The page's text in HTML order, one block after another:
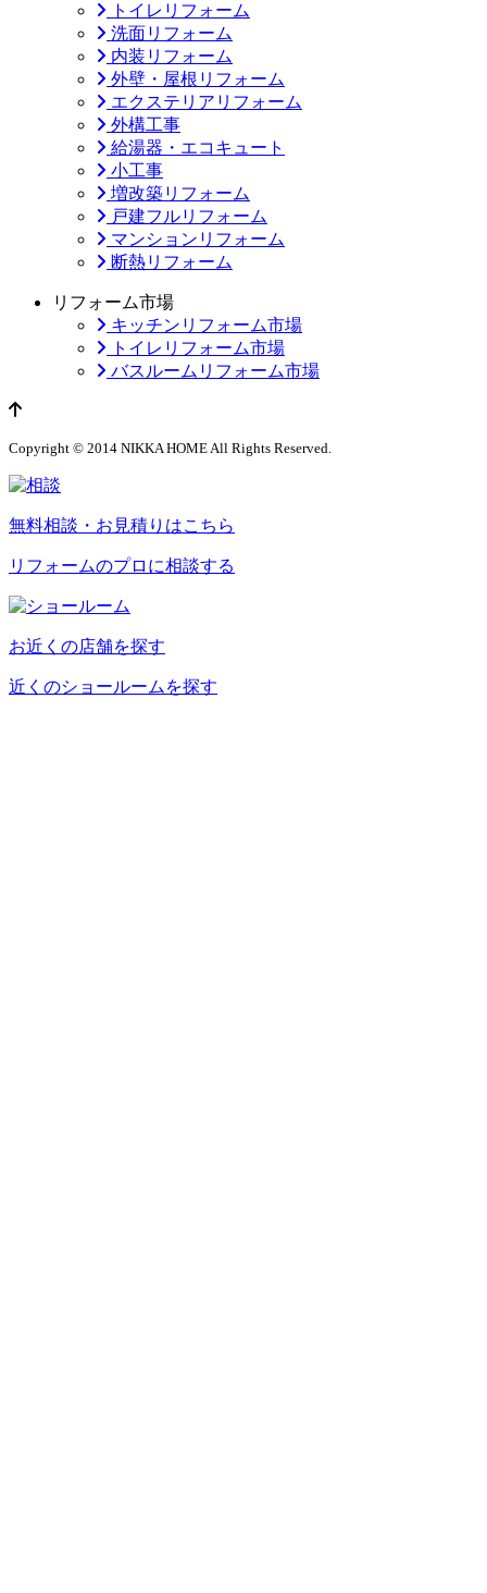
トイレリフォーム
洗面リフォーム
内装リフォーム
外壁・屋根リフォーム
エクステリアリフォーム
外構工事
給湯器・エコキュート
小工事
増改築リフォーム
戸建フルリフォーム
マンションリフォーム
断熱リフォーム
リフォーム市場
キッチンリフォーム市場
トイレリフォーム市場
バスルームリフォーム市場
ページのトップへ
Copyright © 2014 NIKKA HOME All Rights Reserved.
無料相談・お見積りはこちら
リフォームのプロに相談する
お近くの店舗を探す
近くのショールームを探す